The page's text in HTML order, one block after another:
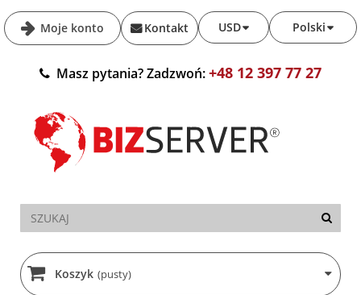
Moje konto Polski
USD
Kontakt
Masz pytania? Zadzwoń:+48 12 397 77 27
Koszyk (pusty)